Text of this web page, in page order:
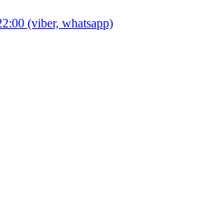
(viber, whatsapp)